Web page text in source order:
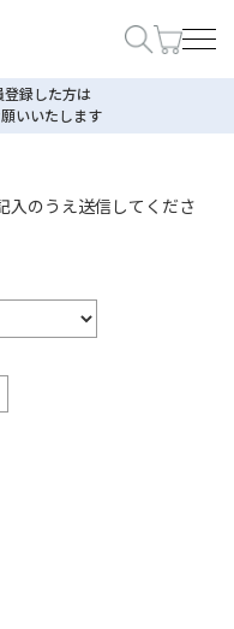
録した方は
いいたします
入のうえ送信してくださ